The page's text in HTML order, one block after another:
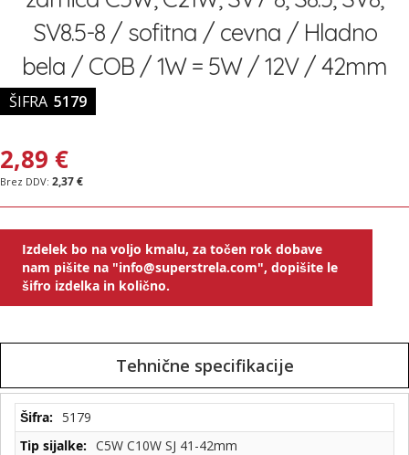
SV8.5-8 / sofitna / cevna / Hladno
bela / COB / 1W = 5W / 12V / 42mm
ŠIFRA 5179
2,89 €
2,37 €
Izdelek bo na voljo kmalu, za točen rok dobave
nam pišite na "info@superstrela.com", dopišite le
šifro izdelka in količno.
Tehnične specifikacije
Tehnične
specifikacije
5179
C5W C10W SJ 41-42mm